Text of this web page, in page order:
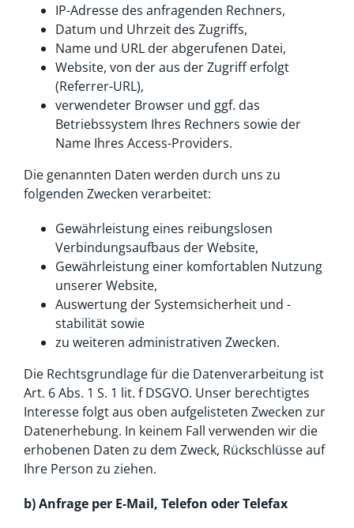
IP-Adresse des anfragenden Rechners,
Datum und Uhrzeit des Zugriffs,
Name und URL der abgerufenen Datei,
Website, von der aus der Zugriff erfolgt
(Referrer-URL),
verwendeter Browser und ggf. das
Betriebssystem Ihres Rechners sowie der
Name Ihres Access-Providers.
Die genannten Daten werden durch uns zu
folgenden Zwecken verarbeitet:
Gewährleistung eines reibungslosen
Verbindungsaufbaus der Website,
Gewährleistung einer komfortablen Nutzung
unserer Website,
Auswertung der Systemsicherheit und -
stabilität sowie
zu weiteren administrativen Zwecken.
Die Rechtsgrundlage für die Datenverarbeitung ist
Art. 6 Abs. 1 S. 1 lit. f DSGVO. Unser berechtigtes
Interesse folgt aus oben aufgelisteten Zwecken zur
Datenerhebung. In keinem Fall verwenden wir die
erhobenen Daten zu dem Zweck, Rückschlüsse auf
Ihre Person zu ziehen.
b) Anfrage per E-Mail, Telefon oder Telefax